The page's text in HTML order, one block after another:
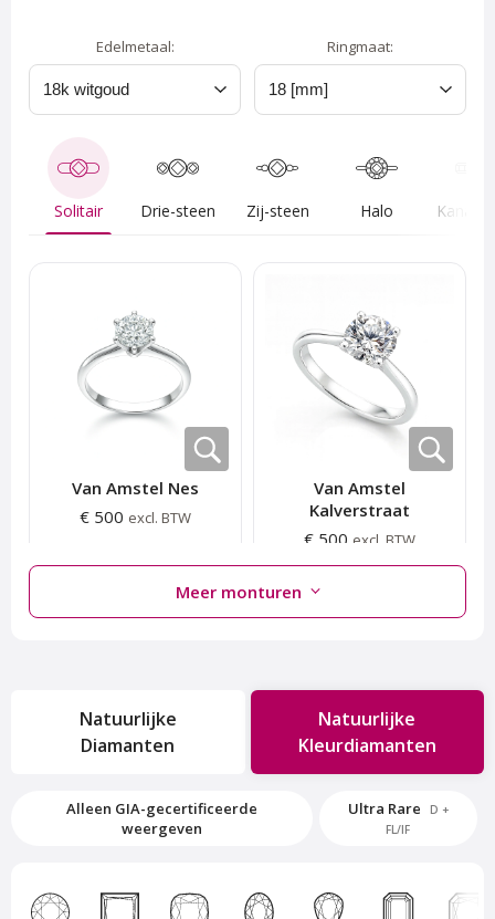
Edelmetaal: Ringmaat:
Solitair Drie-steen Zij-steen Halo
Van Amstel Nes
€ 500 excl. BTW
Van Amstel
Kalverstraat
€ 500 excl. BTW
Van Amstel Rokin
€ 500excl. BTW
Van Amstel Sloterplas
excl. BTW
Meer monturen
Natuurlijke
Diamanten
Natuurlijke
Kleurdiamanten
Alleen GIA-gecertificeerde
weergeven
Ultra Rare
D +
FL/IF